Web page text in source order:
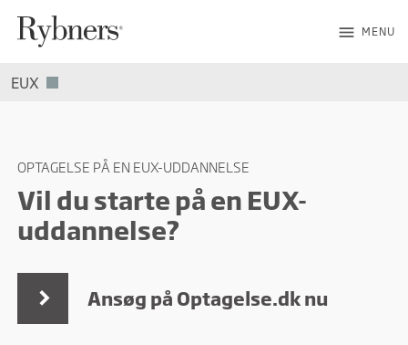
menu MENU
EUX
OPTAGELSE PÅ EN EUX-UDDANNELSE
Vil du starte på en EUX-
uddannelse?
Ansøg på Optagelse.dk nu